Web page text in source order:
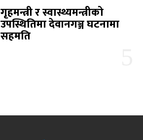
गृहमन्त्री र स्वास्थ्यमन्त्रीको
उपस्थितिमा देवानगञ्ज घटनामा
सहमति